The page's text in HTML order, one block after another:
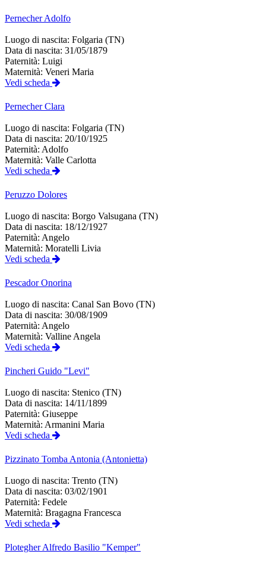
Pernecher Adolfo
Luogo di nascita: Folgaria (TN)
Data di nascita: 31/05/1879
Paternità: Luigi
Maternità: Veneri Maria
Vedi scheda
Pernecher Clara
Luogo di nascita: Folgaria (TN)
Data di nascita: 20/10/1925
Paternità: Adolfo
Maternità: Valle Carlotta
Vedi scheda
Peruzzo Dolores
Luogo di nascita: Borgo Valsugana (TN)
Data di nascita: 18/12/1927
Paternità: Angelo
Maternità: Moratelli Livia
Vedi scheda
Pescador Onorina
Luogo di nascita: Canal San Bovo (TN)
Data di nascita: 30/08/1909
Paternità: Angelo
Maternità: Valline Angela
Vedi scheda
Pincheri Guido "Levi"
Luogo di nascita: Stenico (TN)
Data di nascita: 14/11/1899
Paternità: Giuseppe
Maternità: Armanini Maria
Vedi scheda
Pizzinato Tomba Antonia (Antonietta)
Luogo di nascita: Trento (TN)
Data di nascita: 03/02/1901
Paternità: Fedele
Maternità: Bragagna Francesca
Vedi scheda
Plotegher Alfredo Basilio "Kemper"